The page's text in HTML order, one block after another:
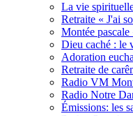
La vie
Retraite « J'ai
Montée
Dieu caché : le
Adoration
Retraite de
Radio VM
Radio Notre
Émissions: les